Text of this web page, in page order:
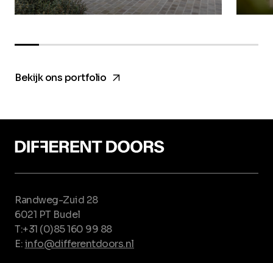
Bekijk ons portfolioarrow_forward
Randweg-Zuid 28
6021 PT Budel
T:+31 (0)85 160 99 88
E:info@differentdoors.nl